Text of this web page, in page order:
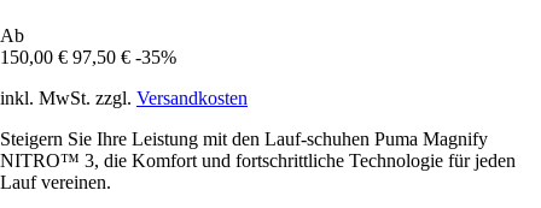
Ab
150,00 € 97,50 € -35%
inkl. MwSt. zzgl. Versandkosten
Steigern Sie Ihre Leistung mit den Lauf-schuhen Puma Magnify
NITRO™ 3, die Komfort und fortschrittliche Technologie für jeden
Lauf vereinen.